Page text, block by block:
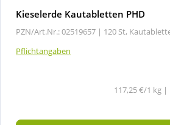
Kieselerde Kautabletten PHD
PZN/Art.Nr.: 02519657 | 120 St,
Pflichtangaben
117,25 €/1 kg |